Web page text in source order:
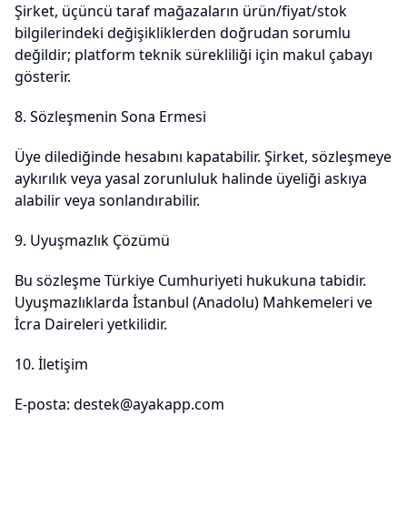
Şirket, üçüncü taraf mağazaların ürün/fiyat/stok
bilgilerindeki değişikliklerden doğrudan sorumlu
değildir; platform teknik sürekliliği için makul çabayı
gösterir.
8. Sözleşmenin Sona Ermesi
Üye dilediğinde hesabını kapatabilir. Şirket, sözleşmeye
aykırılık veya yasal zorunluluk halinde üyeliği askıya
alabilir veya sonlandırabilir.
9. Uyuşmazlık Çözümü
Bu sözleşme Türkiye Cumhuriyeti hukukuna tabidir.
Uyuşmazlıklarda İstanbul (Anadolu) Mahkemeleri ve
İcra Daireleri yetkilidir.
10. İletişim
E-posta: destek@ayakapp.com